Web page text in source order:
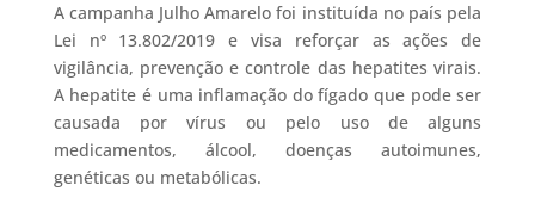
A campanha Julho Amarelo foi instituída no país pela
Lei nº 13.802/2019 e visa reforçar as ações de
vigilância, prevenção e controle das hepatites virais.
A hepatite é uma inflamação do fígado que pode ser
causada por vírus ou pelo uso de alguns
medicamentos, álcool, doenças autoimunes,
genéticas ou metabólicas.